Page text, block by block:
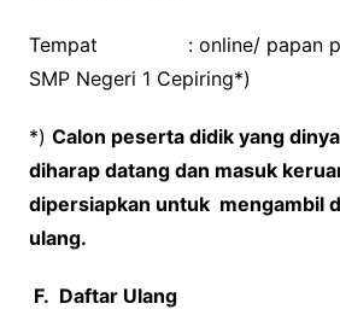
Tempat : online/ papan
SMP Negeri 1 Cepiring*)
*) Calon peserta didik yang
diharap datang dan masuk
dipersiapkan untuk mengambil
ulang.
F. Daftar Ulang